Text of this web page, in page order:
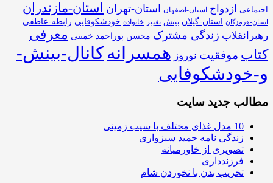
اجتماعی ازدواج استان-اصفهان استان-تهران استان-مازندران
استان-هرمزگان استان-گیلان بینش تغییر خانواده خودشکوفایی رابطه-عاطفی
رهبرانقلاب زندگی مشترک محسن پوراحمد خمینی معرفی
کتاب موفقیت نوروز همسرانهکانال-بینش-
و-خودشکوفایی
مطالب جدید سایت
10 مدل غذای مختلف با سیب زمینی
زندگی نامه حمید سبزواری
تصویری از خاورمیانه
فرزندداری
تخریب بدن با نخوردن شام